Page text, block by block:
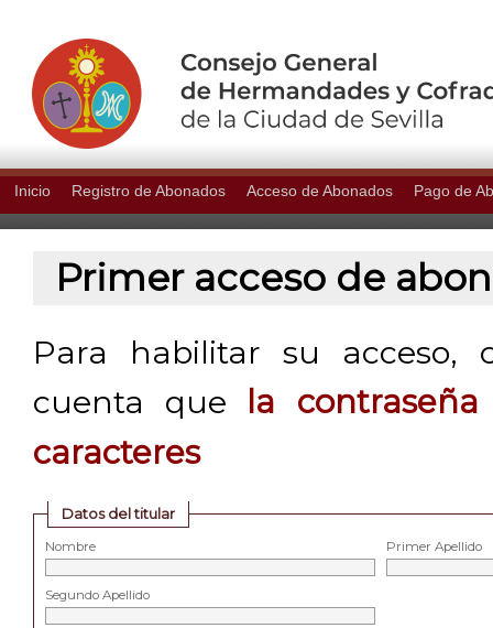
Inicio Registro de Abonados Acceso de Abonados Pago de
Primer acceso de
Para habilitar su acceso,
cuenta que
la
caracteres
Datos del titular
Nombre Primer Apellido
Segundo Apellido